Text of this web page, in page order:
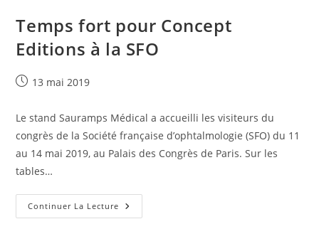
2019
Temps fort pour Concept
Editions à la SFO
Publication
13 mai 2019
Le stand Sauramps Médical a accueilli les visiteurs du
congrès de la Société française d’ophtalmologie (SFO) du 11
au 14 mai 2019, au Palais des Congrès de Paris. Sur les
tables…
Continuer La Lecture Temps
Fort